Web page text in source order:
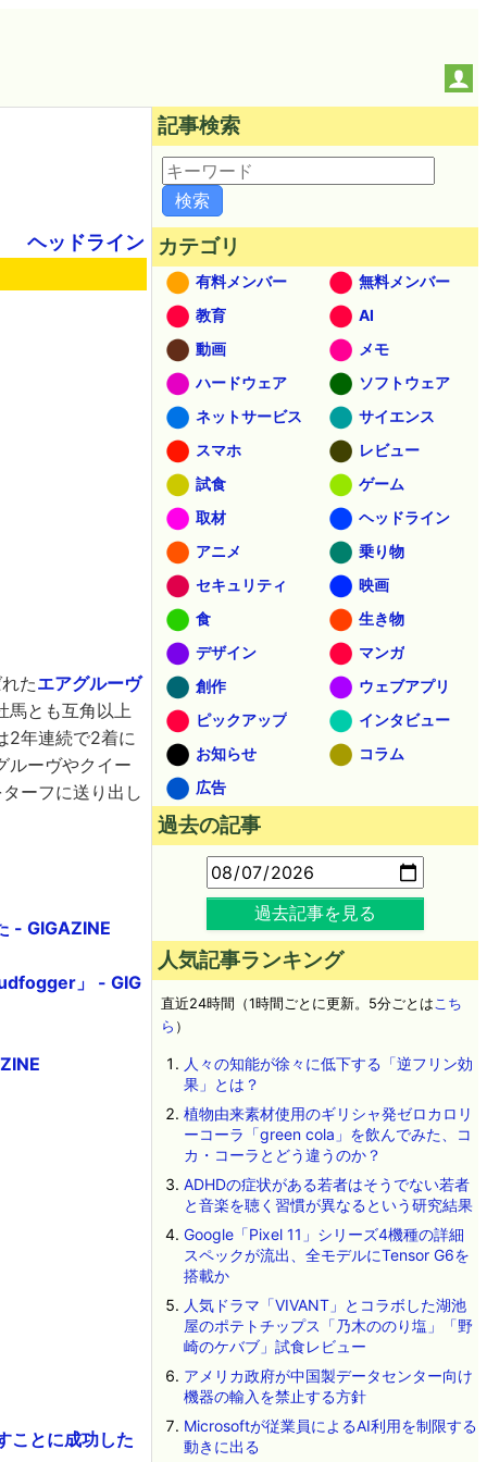
ヘッドライン
たエアグルーヴ
馬とも互角以上
2年連続で2着に
ルーヴやクイー
ーフに送り出し
- GIGAZINE
」 - GIG
ことに成功した
記事検索
カテゴリ
有料メンバー
無料メンバー
教育
AI
動画
メモ
ハードウェア
ソフトウェア
ネットサービス
サイエンス
スマホ
レビュー
試食
ゲーム
取材
ヘッドライン
アニメ
乗り物
セキュリティ
映画
食
生き物
デザイン
マンガ
創作
ウェブアプリ
ピックアップ
インタビュー
お知らせ
コラム
広告
過去の記事
過去記事を見る
人気記事ランキング
直近24時間（1時間ごとに更新。5分ごとはこち
ら ）
人々の知能が徐々に低下する「逆フリン効
果」とは？
植物由来素材使用のギリシャ発ゼロカロリ
ーコーラ「green cola」を飲んでみた、コ
カ・コーラとどう違うのか？
ADHDの症状がある若者はそうでない若者
と音楽を聴く習慣が異なるという研究結果
Google「Pixel 11」シリーズ4機種の詳細
スペックが流出、全モデルにTensor G6を
搭載か
人気ドラマ「VIVANT」とコラボした湖池
屋のポテトチップス「乃木ののり塩」「野
崎のケバブ」試食レビュー
アメリカ政府が中国製データセンター向け
機器の輸入を禁止する方針
Microsoftが従業員によるAI利用を制限する
動きに出る